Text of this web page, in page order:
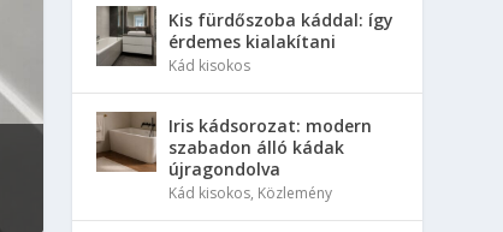
Kis fürdőszoba káddal: így
érdemes kialakítani
Kád kisokos
Iris kádsorozat: modern
szabadon álló kádak
újragondolva
Kád kisokos, Közlemény